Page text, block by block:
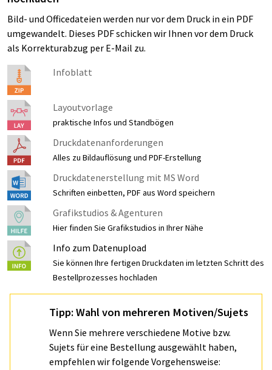
Bild- und Officedateien werden nur vor dem Druck in ein PDF
umgewandelt. Dieses PDF schicken wir Ihnen vor dem Druck
als Korrekturabzug per E-Mail zu.
Infoblatt
Layoutvorlage
praktische Infos und Standbögen
Druckdatenanforderungen
Alles zu Bildauflösung und PDF-Erstellung
Druckdatenerstellung mit MS Word
Schriften einbetten, PDF aus Word speichern
Grafikstudios & Agenturen
Hier finden Sie Grafikstudios in Ihrer Nähe
Info zum Datenupload
Sie können Ihre fertigen Druckdaten im letzten Schritt des
Bestellprozesses hochladen
Tipp: Wahl von mehreren Motiven/Sujets
Wenn Sie mehrere verschiedene Motive bzw.
Sujets für eine Bestellung ausgewählt haben,
empfehlen wir folgende Vorgehensweise: